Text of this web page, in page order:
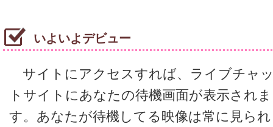
いよいよデビュー
サイトにアクセスすれば、ライブチャ
トサイトにあなたの待機画面が表示されま
す。あなたが待機してる映像は常に見られ